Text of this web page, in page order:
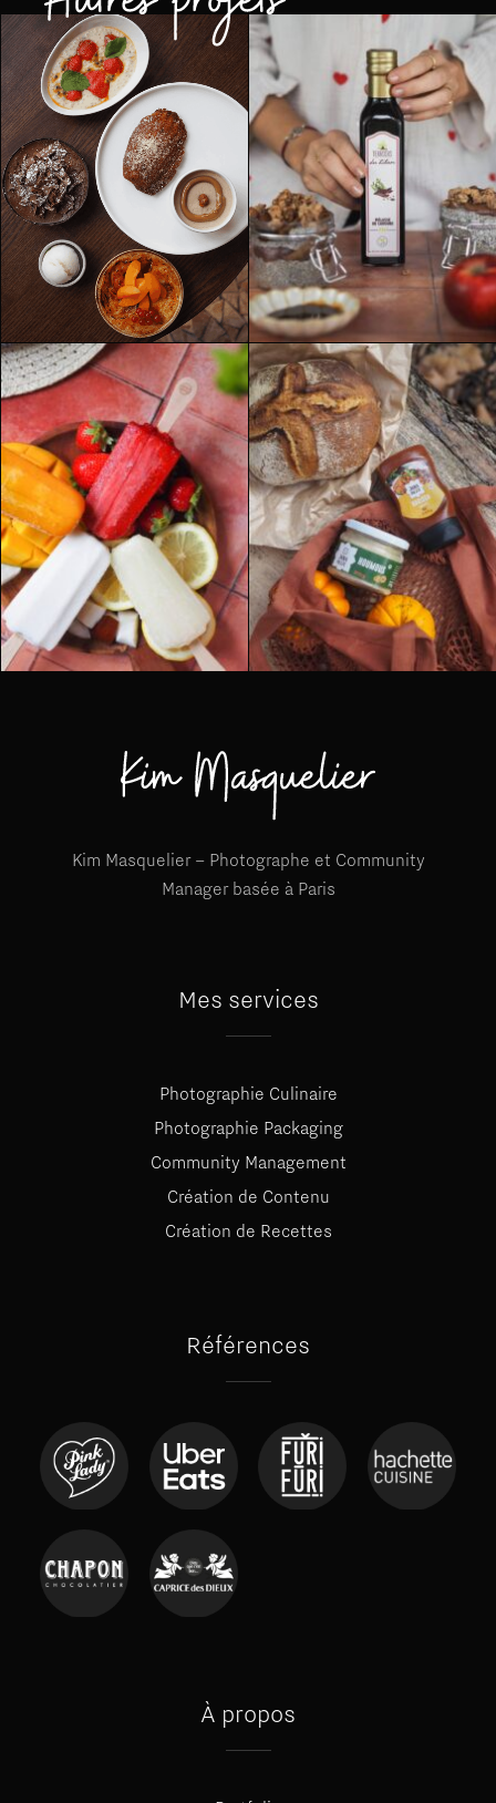
CULINAIRE
COMMUNITY
MANAGEMENT
PACKSHOT
RECETTES
PACKSHOT
PACKSHOT
RECETTES
Kim Masquelier – Photographe et Community
Manager basée à Paris
Mes services
Photographie Culinaire
Photographie Packaging
Community Management
Création de Contenu
Création de Recettes
Références
À propos